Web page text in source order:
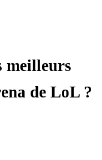
meilleurs
de LoL ?